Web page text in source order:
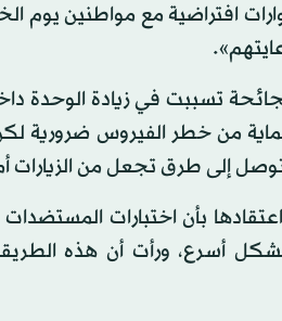
افتراضية مع مواطنين يوم
تسببت في زيادة الوحدة
من خطر الفيروس ضرورية
إلى طرق تجعل من الزيارات
بأن اختبارات المستضدات
أسرع، ورأت أن هذه